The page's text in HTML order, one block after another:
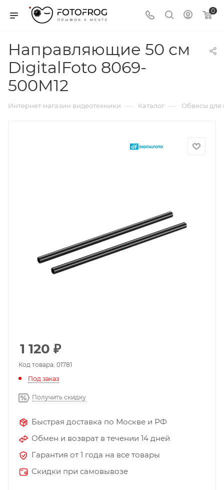
0
Направляющие 50 см
DigitalFoto 8069-
500M12
Интернет магазин видеотехники — Каталог — Обвесы для
1 120 ₽
Код товара: 01781
Под заказ
Получить скидку
Быстрая доставка по Москве и РФ
Обмен и возврат в течении 14 дней
Гарантия от 1 года на все товары
Скидки при самовывозе